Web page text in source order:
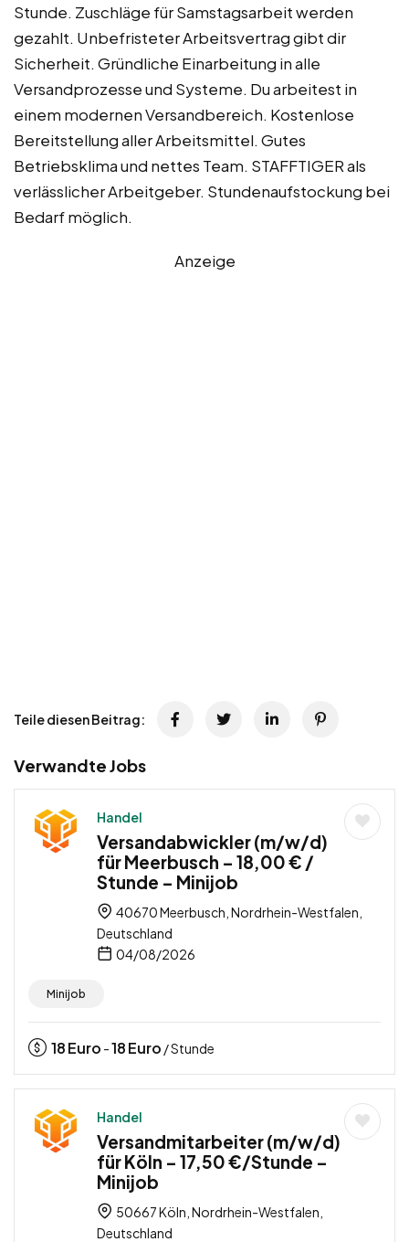
Stunde. Zuschläge für Samstagsarbeit werden
gezahlt. Unbefristeter Arbeitsvertrag gibt dir
Sicherheit. Gründliche Einarbeitung in alle
Versandprozesse und Systeme. Du arbeitest in
einem modernen Versandbereich. Kostenlose
Bereitstellung aller Arbeitsmittel. Gutes
Betriebsklima und nettes Team. STAFFTIGER als
verlässlicher Arbeitgeber. Stundenaufstockung bei
Bedarf möglich.
Anzeige
Teile diesen Beitrag:
Verwandte Jobs
Handel
Versandabwickler (m/w/d)
für Meerbusch – 18,00 € /
Stunde – Minijob
40670 Meerbusch, Nordrhein-Westfalen,
Deutschland
04/08/2026
Minijob
18Euro -18Euro / Stunde
Handel
Versandmitarbeiter (m/w/d)
für Köln – 17,50 €/Stunde –
Minijob
50667 Köln, Nordrhein-Westfalen,
Deutschland